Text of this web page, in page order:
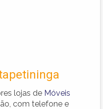
lojas de Móveis
com telefone e